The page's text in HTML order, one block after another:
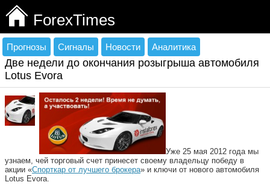
ForexTimes
Прогнозы Сигналы Новости Аналитика
Две недели до окончания розыгрыша автомобиля
Lotus Evora
Уже 25 мая 2012 года мы
узнаем, чей торговый счет принесет своему владельцу победу в
акции «Спорткар от лучшего брокера» и ключи от нового автомобиля
Lotus Evora.